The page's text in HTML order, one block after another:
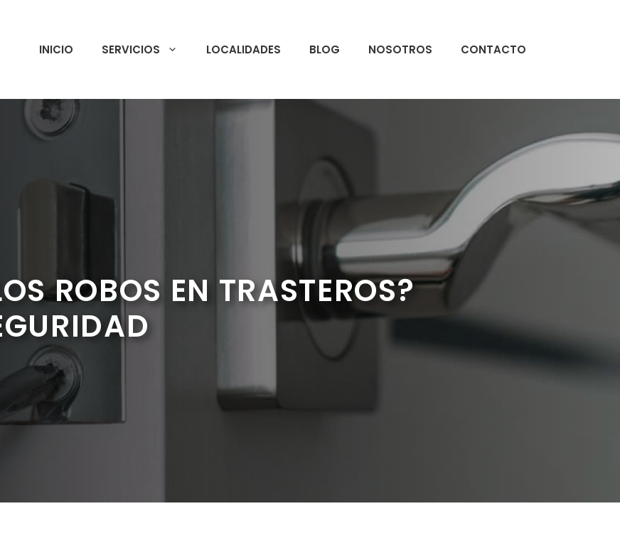
INICIO SERVICIOS LOCALIDADES BLOG NOSOTROS CONTACTO
ROBOS EN TRASTEROS?